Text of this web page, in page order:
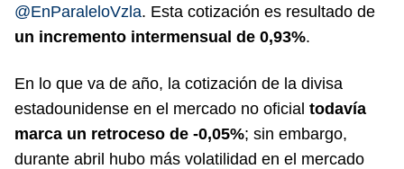
@EnParaleloVzla. Esta cotización es resultado de
un incremento intermensual de 0,93%.
En lo que va de año, la cotización de la divisa
estadounidense en el mercado no oficial todavía
marca un retroceso de -0,05%; sin embargo,
durante abril hubo más volatilidad en el mercado